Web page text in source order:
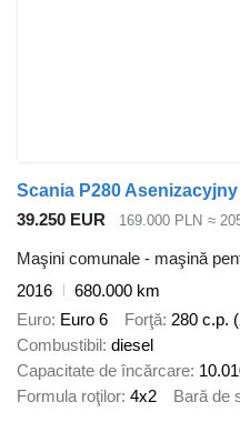
39.250 EUR 169.000 PLN ≈
Maşini comunale - maşină
2016
680.000 km
Euro Euro 6 Forţă 280 c.p.
Combustibil diesel
Capacitate de încărcare
Formula roţilor 4x2 Bară de